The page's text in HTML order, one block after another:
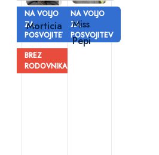
NA VOLJO
ZA
POSVOJITEV
BREZ
RODOVNIKA
Morticia
NA VOLJO
ZA
POSVOJITEV
Miss
Pepi